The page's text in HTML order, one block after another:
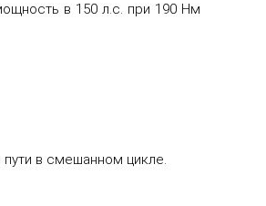
в 150 л.с. при 190 Нм
пути в смешанном цикле.